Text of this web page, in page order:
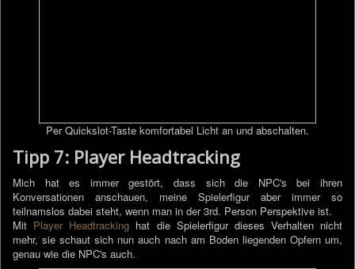
Per Quickslot-Taste komfortabel Licht an und abschalten.
Tipp 7: Player Headtracking
Mich hat es immer gestört, dass sich die NPC's bei ihren
Konversationen anschauen, meine Spielerfigur aber immer so
teilnamslos dabei steht, wenn man in der 3rd. Person Perspektive ist.
Mit Player Headtracking hat die Spielerfigur dieses Verhalten nicht
mehr, sie schaut sich nun auch nach am Boden liegenden Opfern um,
genau wie die NPC's auch.